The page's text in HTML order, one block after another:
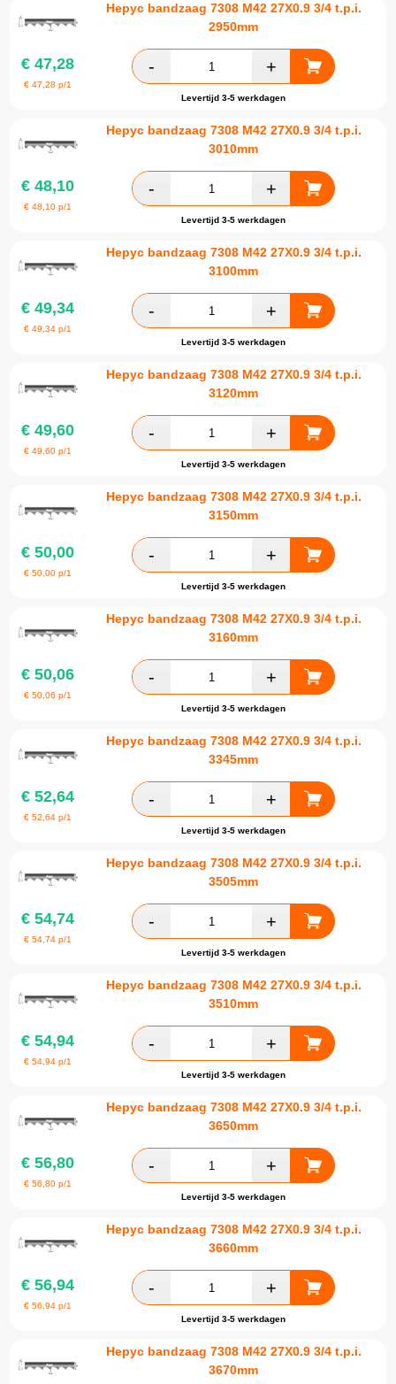
Hepyc bandzaag 7308 M42 27X0.9 3/4 t.p.i.
2950mm
€ 47,28
€47,28 p/1
Levertijd 3-5 werkdagen
Hepyc bandzaag 7308 M42 27X0.9 3/4 t.p.i.
3010mm
€ 48,10
€48,10 p/1
Levertijd 3-5 werkdagen
Hepyc bandzaag 7308 M42 27X0.9 3/4 t.p.i.
3100mm
€ 49,34
€49,34 p/1
Levertijd 3-5 werkdagen
Hepyc bandzaag 7308 M42 27X0.9 3/4 t.p.i.
3120mm
€ 49,60
€49,60 p/1
Levertijd 3-5 werkdagen
Hepyc bandzaag 7308 M42 27X0.9 3/4 t.p.i.
3150mm
€ 50,00
€50,00 p/1
Levertijd 3-5 werkdagen
Hepyc bandzaag 7308 M42 27X0.9 3/4 t.p.i.
3160mm
€ 50,06
€50,06 p/1
Levertijd 3-5 werkdagen
Hepyc bandzaag 7308 M42 27X0.9 3/4 t.p.i.
3345mm
€ 52,64
€52,64 p/1
Levertijd 3-5 werkdagen
Hepyc bandzaag 7308 M42 27X0.9 3/4 t.p.i.
3505mm
€ 54,74
€54,74 p/1
Levertijd 3-5 werkdagen
Hepyc bandzaag 7308 M42 27X0.9 3/4 t.p.i.
3510mm
€ 54,94
€54,94 p/1
Levertijd 3-5 werkdagen
Hepyc bandzaag 7308 M42 27X0.9 3/4 t.p.i.
3650mm
€ 56,80
€56,80 p/1
Levertijd 3-5 werkdagen
Hepyc bandzaag 7308 M42 27X0.9 3/4 t.p.i.
3660mm
€ 56,94
€56,94 p/1
Levertijd 3-5 werkdagen
Hepyc bandzaag 7308 M42 27X0.9 3/4 t.p.i.
3670mm